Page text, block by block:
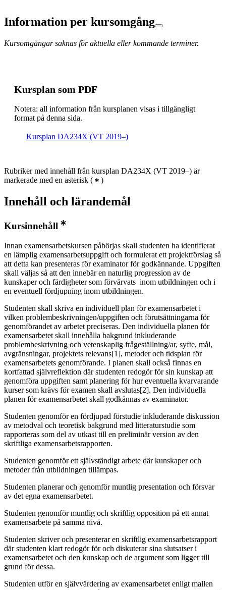
Information per kursomgång
Kursomgångar saknas för aktuella eller kommande terminer.
Kursplan som PDF
Notera: all information från kursplanen visas i tillgängligt
format på denna sida.
Kursplan DA234X (VT 2019–)
Rubriker med innehåll från kursplan DA234X (VT 2019–) är
markerade med en asterisk ( )
Innehåll och lärandemål
Kursinnehåll
Innan examensarbetskursen påbörjas skall studenten ha identifierat
en lämplig examensarbetsuppgift och formulerat ett projektförslag så
att detta kan presenteras för examinator för godkännande. Uppgiften
skall väljas så att den innebär en naturlig progression av de
kunskaper och färdigheter som förvärvats inom utbildningen och i
en eventuell fördjupning inom utbildningen.
Studenten skall skriva en individuell plan för examensarbetet i
vilken problembeskrivningen/uppgiften och förutsättningarna för
genomförandet av arbetet preciseras. Den individuella planen för
examensarbetet skall innehålla bakgrund inkluderande
problembeskrivning och vetenskaplig frågeställning/ar, syfte, mål,
avgränsningar, projektets relevans[1], metoder och tidsplan för
examensarbetets genomförande. I planen skall också finnas en
kortfattad självreflektion där studenten redogör för sin kunskap att
genomföra uppgiften samt planering för hur eventuella kvarvarande
kurser som krävs för examen skall avslutas[2]. Den individuella
planen för examensarbetet skall godkännas av examinator.
Studenten genomför en fördjupad förstudie inkluderande diskussion
av metodval och teoretisk bakgrund med litteraturstudie som
rapporteras som del av utkast till en preliminär version av den
skriftliga examensarbetsrapporten.
Studenten genomför ett självständigt arbete där kunskaper och
metoder från utbildningen tillämpas.
Studenten planerar och genomför muntlig presentation och försvar
av det egna examensarbetet.
Studenten genomför muntlig och skriftlig opposition på ett annat
examensarbete på samma nivå.
Studenten skriver och presenterar en skriftlig examensarbetsrapport
där studenten klart redogör för och diskuterar sina slutsatser i
examensarbetet och den kunskap och de argument som ligger till
grund för dessa.
Studenten utför en självvärdering av examensarbetet enligt mallen